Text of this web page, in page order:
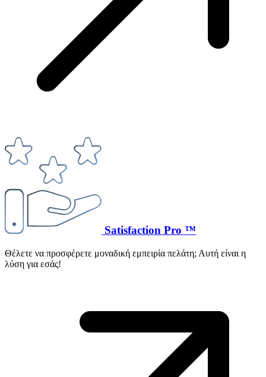
Satisfaction Pro ™
Θέλετε να προσφέρετε μοναδική εμπειρία πελάτη; Αυτή είναι η
λύση για εσάς!